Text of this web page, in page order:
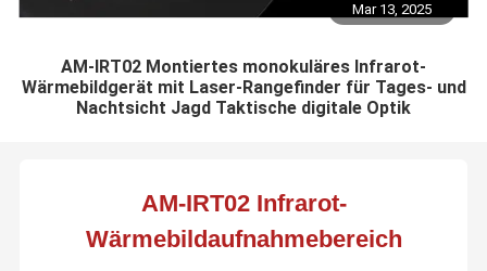
Mar 13, 2025
AM-IRT02 Montiertes monokuläres Infrarot-
Wärmebildgerät mit Laser-Rangefinder für Tages- und
Nachtsicht Jagd Taktische digitale Optik
AM-IRT02 Infrarot-
Wärmebildaufnahmebereich